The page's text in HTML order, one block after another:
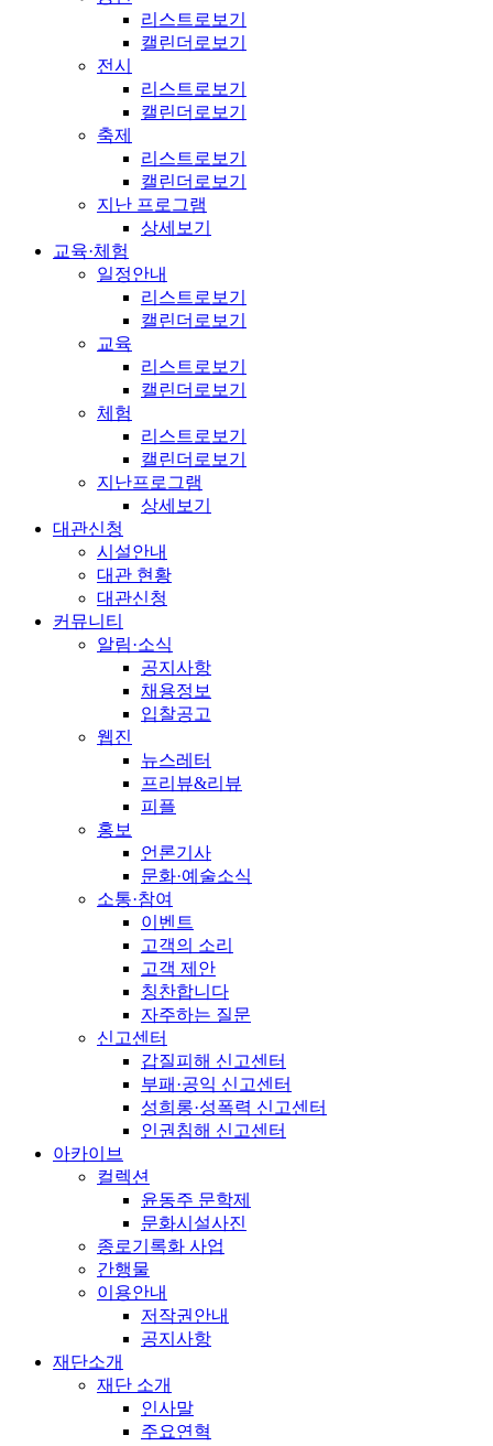
리스트로보기
캘린더로보기
전시
리스트로보기
캘린더로보기
축제
리스트로보기
캘린더로보기
지난 프로그램
상세보기
교육·체험
일정안내
리스트로보기
캘린더로보기
교육
리스트로보기
캘린더로보기
체험
리스트로보기
캘린더로보기
지난프로그램
상세보기
대관신청
시설안내
대관 현황
대관신청
커뮤니티
알림·소식
공지사항
채용정보
입찰공고
웹진
뉴스레터
프리뷰&리뷰
피플
홍보
언론기사
문화·예술소식
소통·참여
이벤트
고객의 소리
고객 제안
칭찬합니다
자주하는 질문
신고센터
갑질피해 신고센터
부패·공익 신고센터
성희롱·성폭력 신고센터
인권침해 신고센터
아카이브
컬렉션
윤동주 문학제
문화시설사진
종로기록화 사업
간행물
이용안내
저작권안내
공지사항
재단소개
재단 소개
인사말
주요연혁